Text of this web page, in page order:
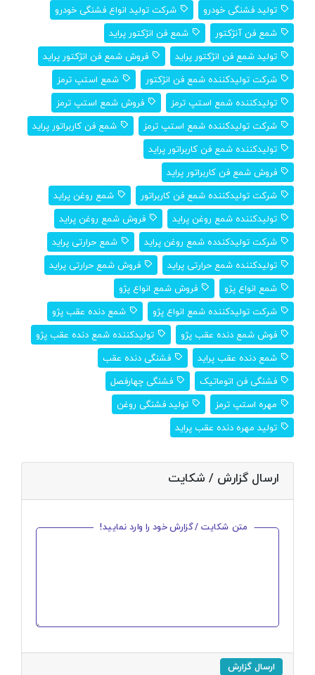
تولید فشنگی خودرو
شرکت تولید انواع فشنگی خودرو
شمع فن آنژکتور
شمع فن انژکتور پراید
تولید شمع فن انژکتور پراید
فروش شمع فن انژکتور پراید
شرکت تولیدکننده شمع فن انژکتور
شمع استپ ترمز
تولیدکننده شمع استپ ترمز
فروش شمع استپ ترمز
شرکت تولیدکننده شمع استپ ترمز
شمع فن کاربراتور پراید
تولیدکننده شمع فن کاربراتور پراید
فروش شمع فن کاربراتور پراید
شرکت تولیدکننده شمع فن کاربراتور
شمع روغن پراید
تولیدکننده شمع روغن پراید
فروش شمع روغن پراید
شرکت تولیدکندده شمع روغن پراید
شمع حرارتی پراید
تولیدکننده شمع حرارتی پراید
فروش شمع حرارتی پراید
شمع انواع پژو
فروش شمع انواع پژو
شرکت تولیدکننده شمع انواع پژو
شمع دنده عقب پژو
فوش شمع دنده عقب پژو
تولیدکننده شمع دنده عقب پژو
شمع دنده عقب پراید
فشنگی دنده عقب
فشنگی فن اتوماتیک
فشنگی چهارفصل
مهره استپ ترمز
تولید فشنگی روغن
تولید مهره دنده عقب پراید
ارسال گزارش / شکایت
متن شکایت / گزارش خود را وارد نمایید!
ارسال گزارش